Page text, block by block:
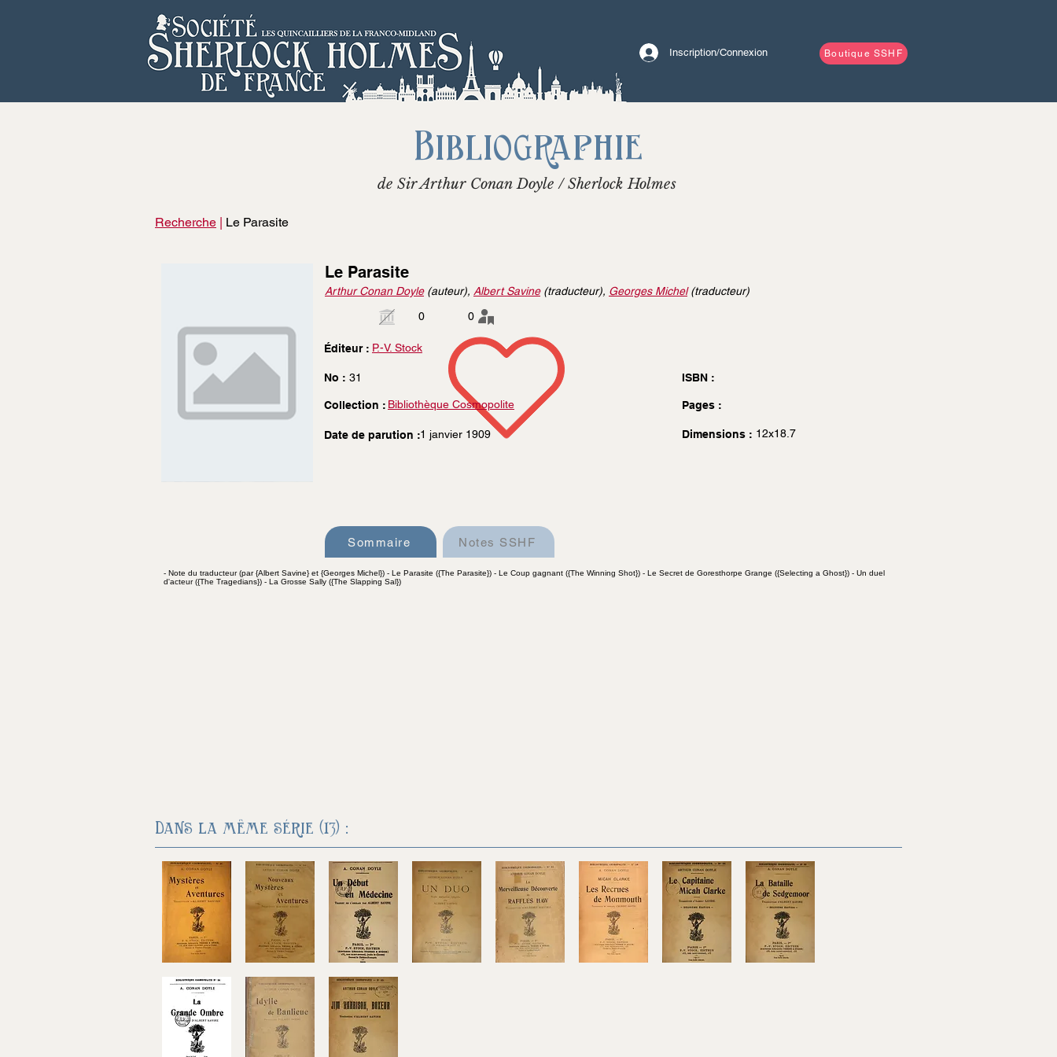
Boutique SSHF
Inscription/Connexion
Bibliographie
de Sir Arthur Conan Doyle / Sherlock Holmes
Recherche | Le Parasite
Le Parasite
Arthur Conan Doyle(auteur), Albert Savine(traducteur), Georges Michel(traducteur)
0
0
Éditeur : P.-V. Stock
No : 31
Collection : Bibliothèque Cosmopolite
Date de parution :1 janvier 1909
ISBN :
Pages :
Dimensions : 12x18.7
Sommaire Notes SSHF
- Note du traducteur (par {Albert Savine} et {Georges Michel}) - Le Parasite ({The Parasite}) - Le Coup gagnant ({The Winning Shot}) - Le Secret de Goresthorpe Grange ({Selecting a Ghost}) - Un duel
d'acteur ({The Tragedians}) - La Grosse Sally ({The Slapping Sal})
Dans la même série (13) :